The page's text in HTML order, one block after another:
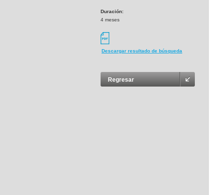
Duración:
4 meses
Descargar resultado de búsqueda
Regresar